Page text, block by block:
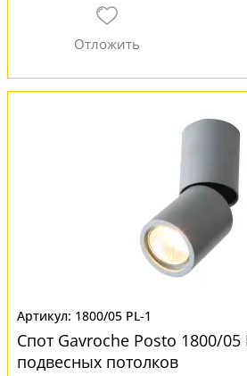
1800/05 PL-1
Спот Gavroche Posto 1800/05
подвесных потолков